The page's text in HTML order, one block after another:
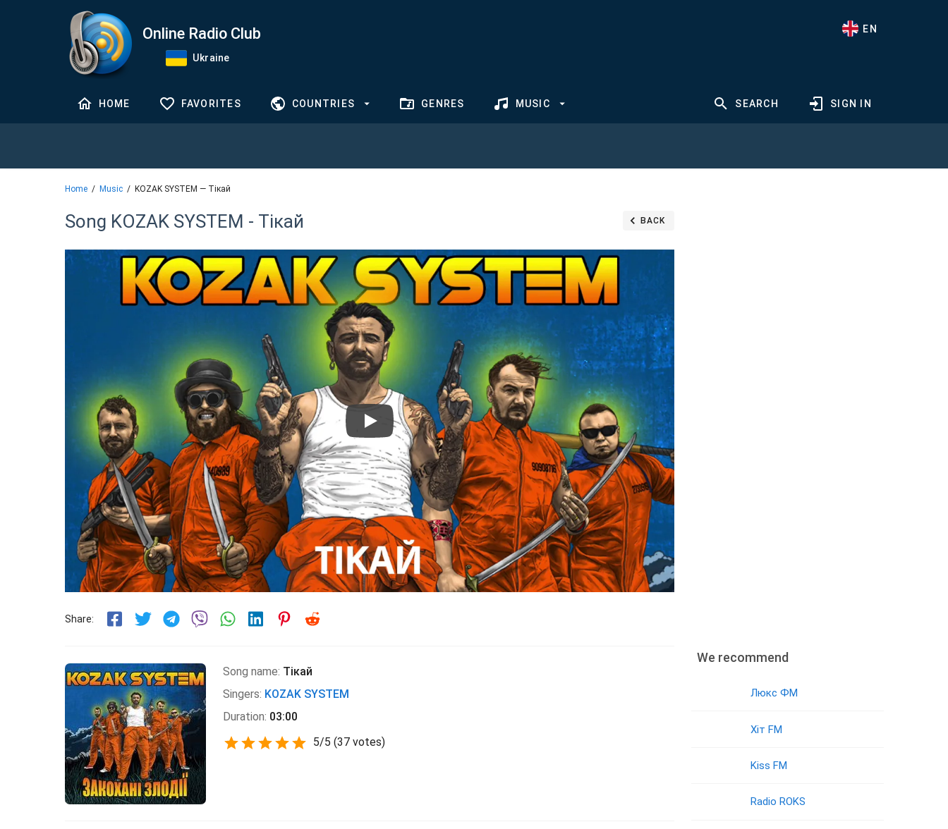
Online Radio Club
Ukraine
EN
HOME FAVORITES COUNTRIES GENRES MUSIC SEARCH SIGN IN
Home Music KOZAK SYSTEM — Тікай
Song KOZAK SYSTEM - Тікай BACK
Share:
Song name: Тікай
Singers: KOZAK SYSTEM
Duration: 03:00
5/5 (37 votes)
We recommend
Люкс ФМ
Хіт FM
Kiss FM
Radio ROKS